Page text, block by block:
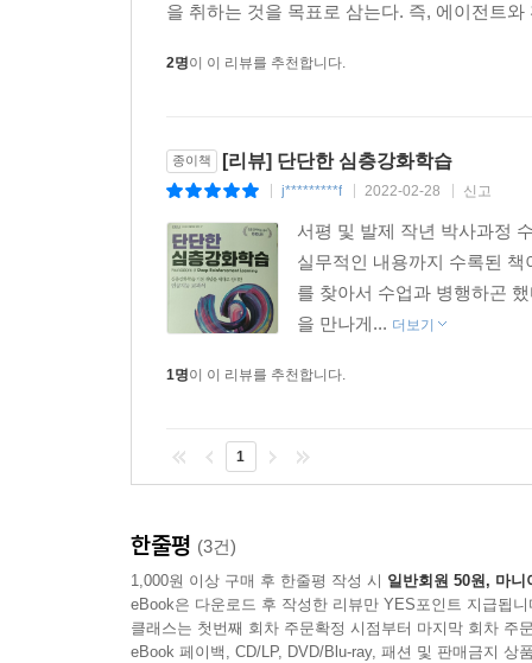
을 취하는 것을 목표로 삼는다. 즉, 에이전트
2명이 이 리뷰를 추천합니다.
종이책 [리뷰] 단단한 심층강화학습
j*********f 2022-02-28 신고
서평 및 발제 작년 박사과정
실무적인 내용까지 수록된
를 찾아서 수업과 병행하곤
을 만나게... 더보기
1명이 이 리뷰를 추천합니다.
1
한줄평 (3건)
1,000원 이상 구매 후 한줄평 작성 시 일반회원 50원, 마니
eBook은 다운로드 후 작성한 리뷰만 YES포인트 지급됩니
클래스는 첫번째 회차 주문확정 시점부터 마지막 회차 주
eBook 페이백, CD/LP, DVD/Blu-ray, 패션 및 판매금지 상